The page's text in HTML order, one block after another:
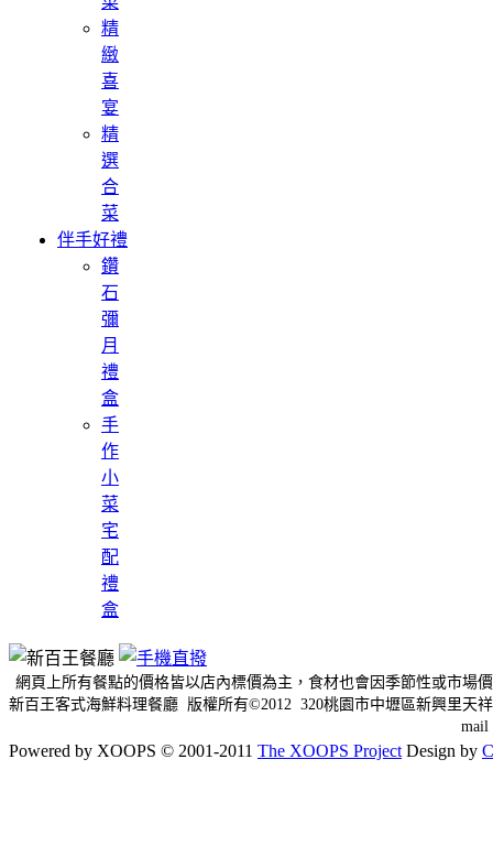
精
緻
喜
宴
精
選
合
菜
伴手好禮
鑽
石
彌
月
禮
盒
手
作
小
菜
宅
配
禮
盒
網頁上所有餐點的價格皆以店內標價為主，食材也會因季節性或市場
新百王客式海鮮料理餐廳 版權所有©2012 320桃園市中壢區新興里
mail
Powered by XOOPS © 2001-2011 The XOOPS Project Design by